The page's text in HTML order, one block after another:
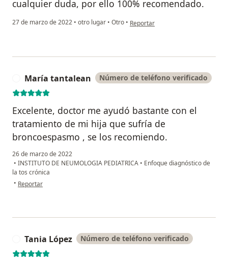
cualquier duda, por ello 100% recomendado.
27 de marzo de 2022 • otro lugar • Otro • en opinión del usuario Daniela M.
Reportar
María tantalean Número de teléfono verificado
Excelente, doctor me ayudó bastante con el
tratamiento de mi hija que sufría de
broncoespasmo , se los recomiendo.
26 de marzo de 2022
• INSTITUTO DE NEUMOLOGIA PEDIATRICA • Enfoque diagnóstico de
la tos crónica
• en opinión del usuario María tantalean
Reportar
Tania López Número de teléfono verificado